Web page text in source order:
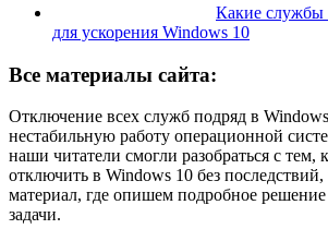
Какие службы
для ускорения Windows 10
Все материалы сайта:
Отключение всех служб подряд в
нестабильную работу операционной
наши читатели смогли разобраться с
отключить в Windows 10 без
материал, где опишем подробное
задачи.